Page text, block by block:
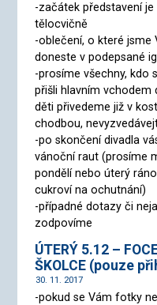
-začátek představení
tělocvičně
-oblečení, o které jsme
doneste v podepsané
-prosíme všechny, kdo
přišli hlavním vchodem
děti přivedeme již v
chodbou,
-po skončení divadla
vánoční raut (prosíme
pondělí nebo úterý
cukroví na ochutnání)
-případné dotazy či
zodpovíme
ÚTERÝ 5.12 –
ŠKOLCE (pouze
30. 11. 2017
-pokud se Vám fotky